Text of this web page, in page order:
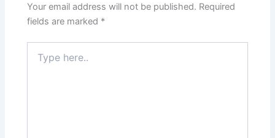
Your email address will not be published. Required
fields are marked *
here..